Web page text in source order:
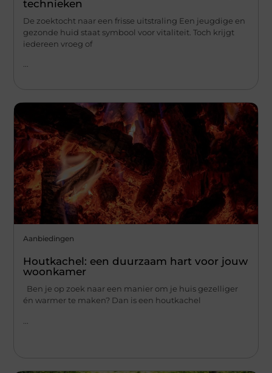
technieken
De zoektocht naar een frisse uitstraling Een jeugdige en
gezonde huid staat symbool voor vitaliteit. Toch krijgt
iedereen vroeg of
...
Aanbiedingen
Houtkachel: een duurzaam hart voor jouw
woonkamer
Ben je op zoek naar een manier om je huis gezelliger
én warmer te maken? Dan is een houtkachel